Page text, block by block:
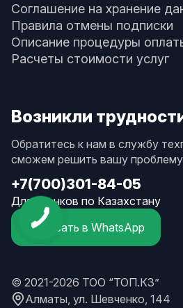
Соглашение на хранение
Правила отмены подписки
Описание процедуры
Расчеты стоимости услуг
Возникли
Обратитесь к нам в службу
сможем решить вашу проблему
+7(700)301-84-05
Для звонков по Казахстану
Написать в WhatsApp
© 2021-2026 ТОО “ТОП.КЗ”
Алматы, ул. Шевченко, 144